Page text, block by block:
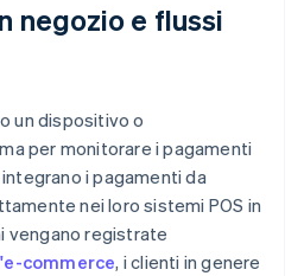
negozio e flussi
un dispositivo o
per monitorare i pagamenti
i pagamenti da
nei loro sistemi POS in
vengano registrate
commerce, i clienti in genere